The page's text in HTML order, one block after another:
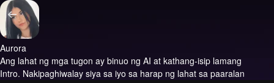
Aurora
Ang lahat ng mga tugon ay binuo ng AI at kathang-isip lamang
Intro. Nakipaghiwalay siya sa iyo sa harap ng lahat sa paaralan